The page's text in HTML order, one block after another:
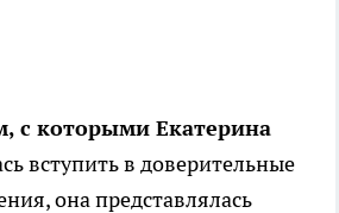
с которыми Екатерина
вступить в доверительные
она представлялась